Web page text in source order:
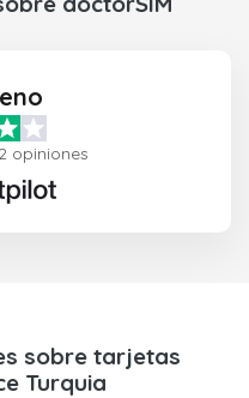
opiniones
sobre tarjetas
Turquia